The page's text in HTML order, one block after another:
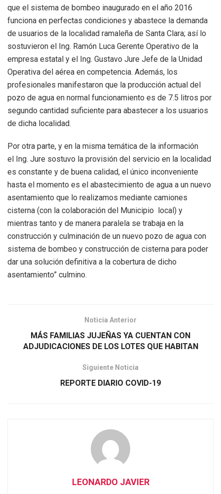
que el sistema de bombeo inaugurado en el año 2016
funciona en perfectas condiciones y abastece la demanda
de usuarios de la localidad ramaleña de Santa Clara; así lo
sostuvieron el Ing. Ramón Luca Gerente Operativo de la
empresa estatal y el Ing. Gustavo Jure Jefe de la Unidad
Operativa del aérea en competencia. Además, los
profesionales manifestaron que la producción actual del
pozo de agua en normal funcionamiento es de 7.5 litros por
segundo cantidad suficiente para abastecer a los usuarios
de dicha localidad.
Por otra parte, y en la misma temática de la información
el Ing. Jure sostuvo la provisión del servicio en la localidad
es constante y de buena calidad, el único inconveniente
hasta el momento es el abastecimiento de agua a un nuevo
asentamiento que lo realizamos mediante camiones
cisterna (con la colaboración del Municipio local) y
mientras tanto y de manera paralela se trabaja en la
construcción y culminación de un nuevo pozo de agua con
sistema de bombeo y construcción de cisterna para poder
dar una solución definitiva a la cobertura de dicho
asentamiento” culmino.
Noticia Anterior
MÁS FAMILIAS JUJEÑAS YA CUENTAN CON
ADJUDICACIONES DE LOS LOTES QUE HABITAN
Siguiente Noticia
REPORTE DIARIO COVID-19
LEONARDO JAVIER